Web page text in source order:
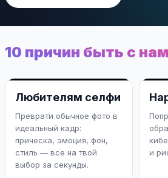
10 причин быть с
Любителям селфи
Преврати обычное фото в
идеальный кадр:
прическа, эмоция, фон,
стиль — все на твой
выбор за секунды.
и